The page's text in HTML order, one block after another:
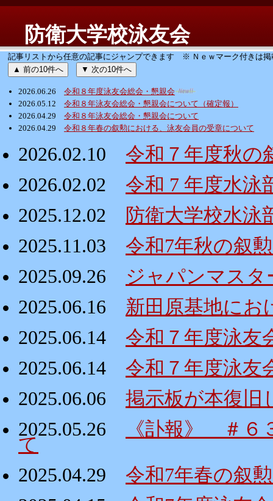
防衛大学校泳友会
記事リストから任意の記事にジャンプできます ※ Ｎｅｗマーク付きは掲
▲ 前の10件へ
▼ 次の10件へ
2026.06.26
令和８年度泳友会総会・懇親会
2026.05.12
令和８年泳友会総会・懇親会について（確定報）
2026.04.29
令和８年泳友会総会・懇親会について
2026.04.29
令和８年春の叙勲における、泳友会員の受章について
2026.02.10
令和７年度秋の
2026.02.02
令和 7 年度水泳
2025.12.02
防衛大学校水泳
2025.11.03
令和7年秋の叙
2025.09.26
ジャパンマスタ
2025.06.16
新田原基地にお
2025.06.14
令和７年度泳友
2025.06.14
令和７年度泳友
2025.06.06
掲示板が本復旧
2025.05.26
《訃報》 ＃６
て
2025.04.29
令和7年春の叙